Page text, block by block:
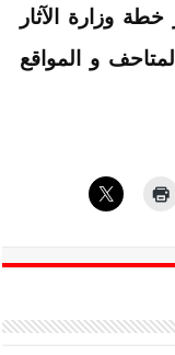
وزارة الآثار
و المواقع